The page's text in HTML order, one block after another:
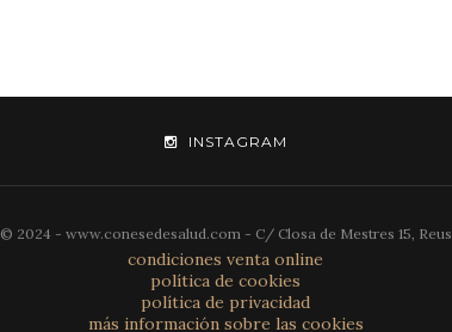
INSTAGRAM
© 2024 - www.conesedesalud.com - C/ Closa de Mestres 15, Reus
condiciones venta online
política de cookies
política de privacidad
más información sobre las cookies